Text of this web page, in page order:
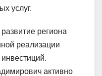
услуг.
региона
реализации
активно